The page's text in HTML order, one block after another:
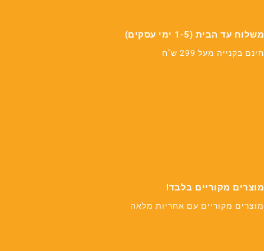
משלוח עד הבית (1-5 ימי עסקים)
חינם בקנייה מעל 299 ש"ח
מוצרים מקוריים בלבד!
מוצרים מקוריים עם אחריות מלאה